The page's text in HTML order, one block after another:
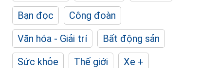
Bạn đọc
Công đoàn
Văn hóa - Giải trí
Bất động sản
Sức khỏe
Thế giới
Xe +